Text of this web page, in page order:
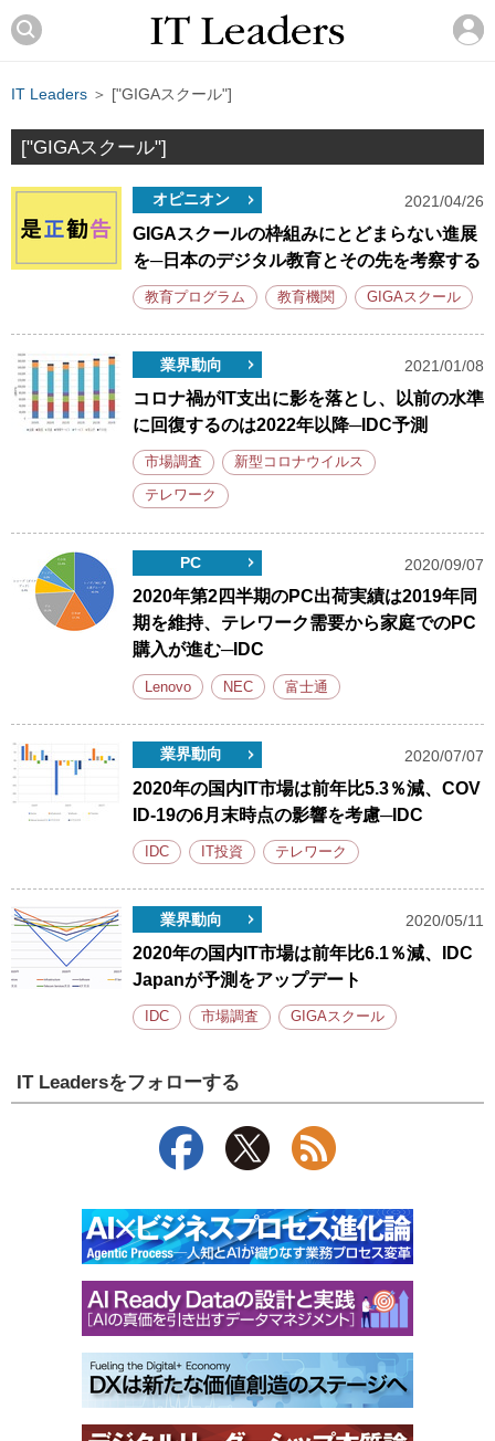
IT Leaders ＞ ["GIGAスクール"]
["GIGAスクール"]
オピニオン 2021/04/26
GIGAスクールの枠組みにとどまらない進展
を─日本のデジタル教育とその先を考察する
教育プログラム 教育機関 GIGAスクール
業界動向 2021/01/08
コロナ禍がIT支出に影を落とし、以前の水準
に回復するのは2022年以降─IDC予測
市場調査 新型コロナウイルス
テレワーク
PC 2020/09/07
2020年第2四半期のPC出荷実績は2019年同
期を維持、テレワーク需要から家庭でのPC
購入が進む─IDC
Lenovo NEC 富士通
業界動向 2020/07/07
2020年の国内IT市場は前年比5.3％減、COV
ID-19の6月末時点の影響を考慮─IDC
IDC IT投資 テレワーク
業界動向 2020/05/11
2020年の国内IT市場は前年比6.1％減、IDC
Japanが予測をアップデート
IDC 市場調査 GIGAスクール
IT Leadersをフォローする